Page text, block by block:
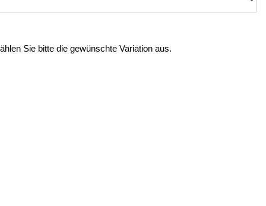
Sie bitte die gewünschte Variation aus.